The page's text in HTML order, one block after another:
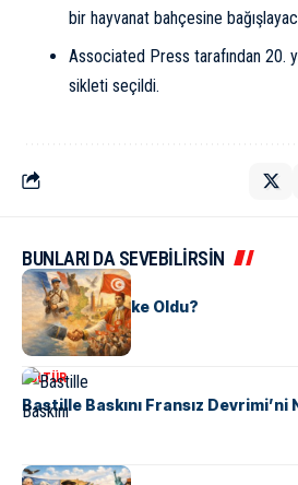
bir hayvanat bahçesine
Associated Press tarafından 20.
sikleti seçildi.
BUNLARI DA SEVEBİLİRSİN
KÜLTÜR
Tunus Nasıl Ülke Oldu?
KÜLTÜR
Bastille Baskını Fransız Devrimi’ni
KÜLTÜR